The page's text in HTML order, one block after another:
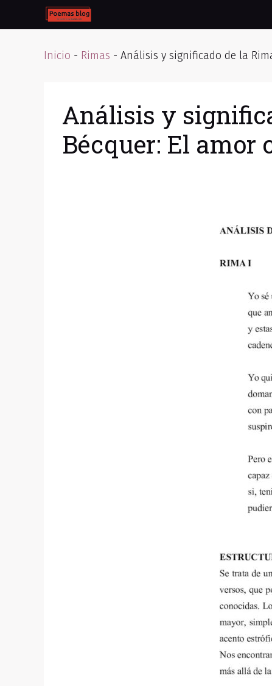
Inicio - Rimas - Análisis y significado de la
Análisis y
Bécquer: El amor